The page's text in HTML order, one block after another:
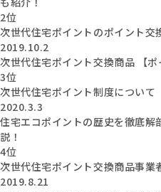
2位
次世代住宅ポイントのポイント交
2019.10.2
次世代住宅ポイント交換商品 【ポ
3位
次世代住宅ポイント制度について
2020.3.3
住宅エコポイントの歴史を徹底
説！
4位
次世代住宅ポイント交換商品事業
2019.8.21